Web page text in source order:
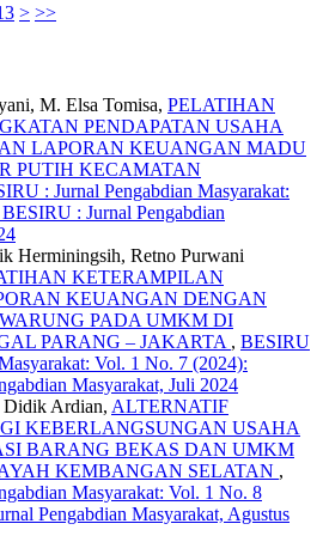
> >>
M. Elsa Tomisa, PELATIHAN
PENDAPATAN USAHA
LAPORAN KEUANGAN MADU
PUTIH KECAMATAN
: Jurnal Pengabdian Masyarakat:
: Jurnal Pengabdian
Herminingsih, Retno Purwani
KETERAMPILAN
KEUANGAN DENGAN
PADA UMKM DI
PARANG – JAKARTA , BESIRU
Vol. 1 No. 7 (2024):
Masyarakat, Juli 2024
Ardian, ALTERNATIF
KEBERLANGSUNGAN USAHA
BARANG BEKAS DAN UMKM
KEMBANGAN SELATAN ,
Masyarakat: Vol. 1 No. 8
Pengabdian Masyarakat, Agustus